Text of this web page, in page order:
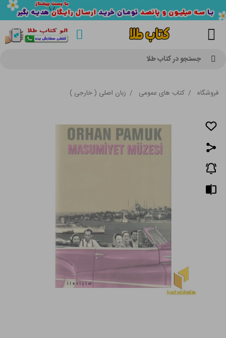
جستجو در کتاب طلا
فروشگاه / کتاب های عمومی / زبان اصلی ( خارجی )